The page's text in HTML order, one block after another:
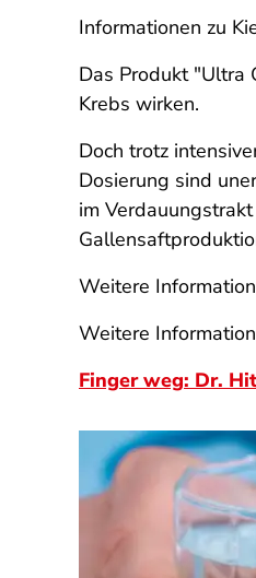
Informationen zu
Das Produkt "Ultra
Krebs wirken.
Doch trotz
Dosierung sind
im
Weitere
Weitere
Finger weg: Dr.